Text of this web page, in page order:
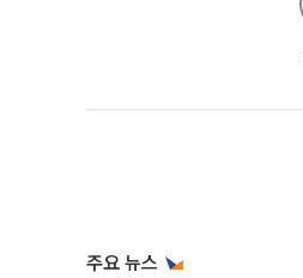
주요 뉴스